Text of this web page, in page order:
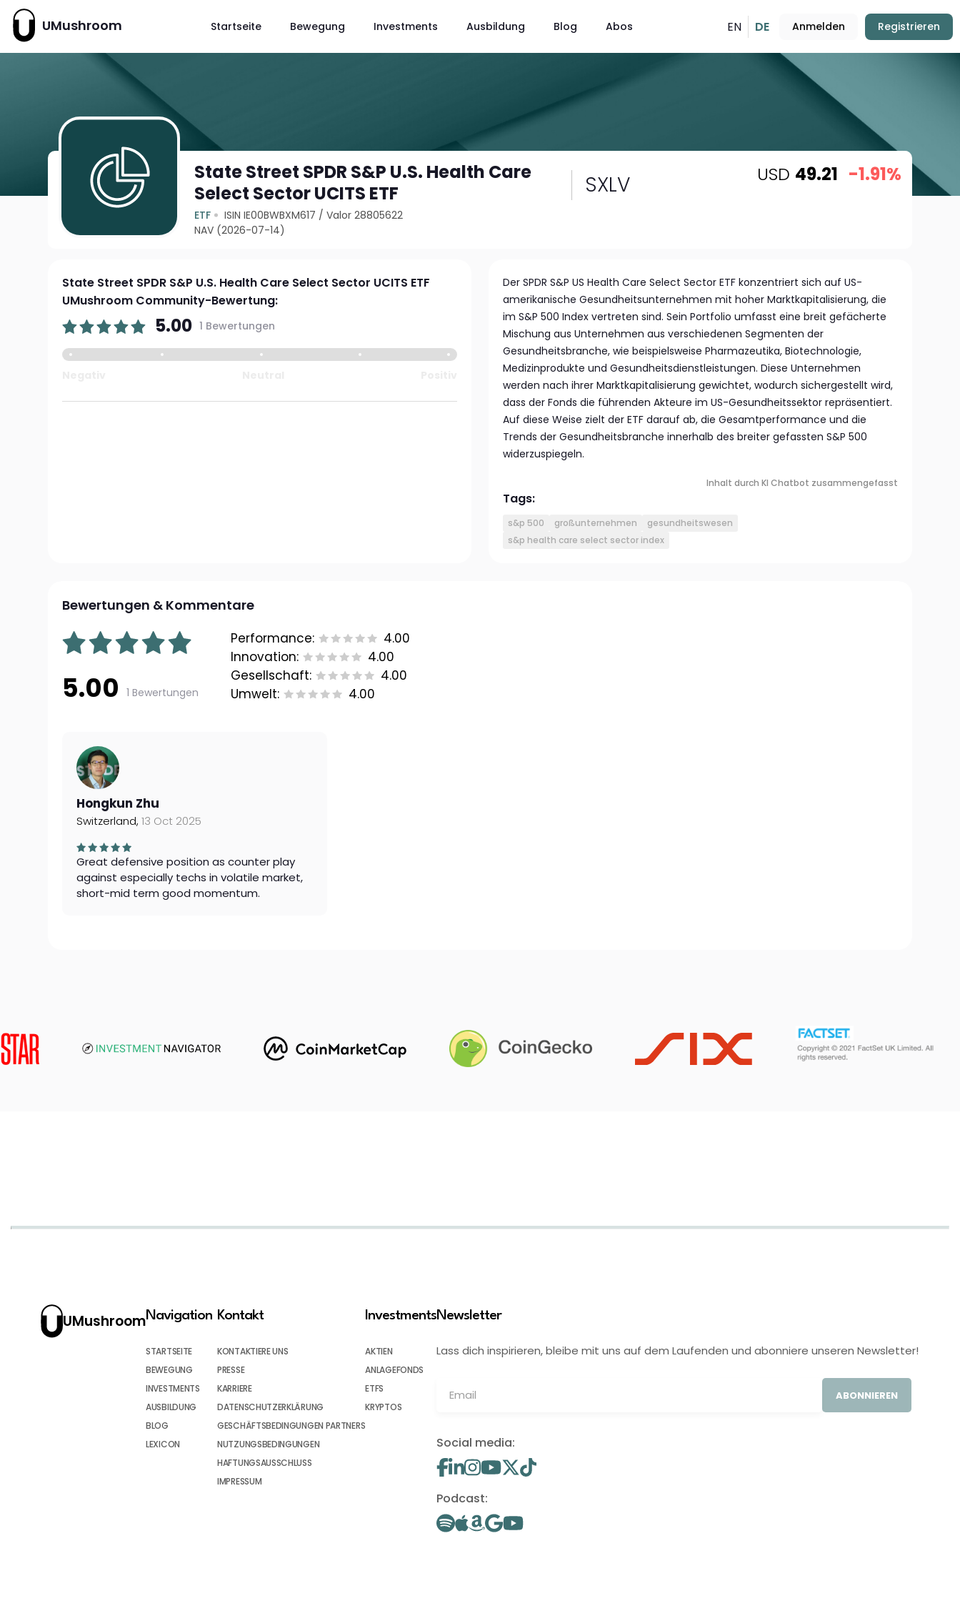
UMushroom Startseite Bewegung Investments Ausbildung Blog Abos EN DE Anmelden Registrieren
State Street SPDR S&P U.S. Health Care
Select Sector UCITS ETF
SXLV
ETF ISIN IE00BWBXM617 /Valor 28805622
NAV (2026-07-14)
USD 49.21 -1.91%
State Street SPDR S&P U.S. Health Care Select Sector UCITS ETF
UMushroom Community-Bewertung:
5.00 1 Bewertungen
Der SPDR S&P US Health Care Select Sector ETF konzentriert sich auf US-
amerikanische Gesundheitsunternehmen mit hoher Marktkapitalisierung, die
im S&P 500 Index vertreten sind. Sein Portfolio umfasst eine breit gefächerte
Mischung aus Unternehmen aus verschiedenen Segmenten der
Gesundheitsbranche, wie beispielsweise Pharmazeutika, Biotechnologie,
Medizinprodukte und Gesundheitsdienstleistungen. Diese Unternehmen
werden nach ihrer Marktkapitalisierung gewichtet, wodurch sichergestellt wird,
dass der Fonds die führenden Akteure im US-Gesundheitssektor repräsentiert.
Auf diese Weise zielt der ETF darauf ab, die Gesamtperformance und die
Trends der Gesundheitsbranche innerhalb des breiter gefassten S&P 500
widerzuspiegeln.
Inhalt durch KI Chatbot zusammengefasst
Tags:
s&p 500 großunternehmen
gesundheitswesen
s&p health care select sector index
Bewertungen & Kommentare
5.00 1 Bewertungen
Performance:
4.00
Innovation:
4.00
Gesellschaft:
4.00
Umwelt:
4.00
Hongkun Zhu
Switzerland,13 Oct 2025
Great defensive position as counter play
against especially techs in volatile market,
short-mid term good momentum.
UMushroomNavigation
STARTSEITE
BEWEGUNG
INVESTMENTS
AUSBILDUNG
BLOG
LEXICON
Kontakt
KONTAKTIERE UNS
PRESSE
KARRIERE
DATENSCHUTZERKLÄRUNG
GESCHÄFTSBEDINGUNGEN PARTNERS
NUTZUNGSBEDINGUNGEN
HAFTUNGSAUSSCHLUSS
IMPRESSUM
Investments
AKTIEN
ANLAGEFONDS
ETFS
KRYPTOS
Newsletter
Lass dich inspirieren, bleibe mit uns auf dem Laufenden und abonniere unseren Newsletter!
ABONNIEREN
Social media:
Podcast: